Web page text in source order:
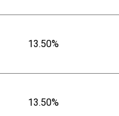
13.50%
13.50%